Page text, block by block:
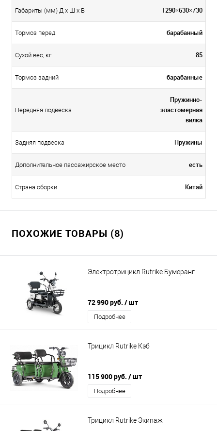
Габариты (мм) Д x Ш x В 1290×630×730
Тормоз перед. барабанный
Сухой вес, кг 85
Тормоз задний барабанные
Передняя подвеска
Пружинно-
эластомерная
вилка
Задняя подвеска Пружины
Дополнительное пассажирское место есть
Страна сборки Китай
ПОХОЖИЕ ТОВАРЫ (8)
Электротрицикл Rutrike Бумеранг
72 990 руб. / шт
Подробнее
Трицикл Rutrike Кэб
115 900 руб. / шт
Подробнее
Трицикл Rutrike Экипаж